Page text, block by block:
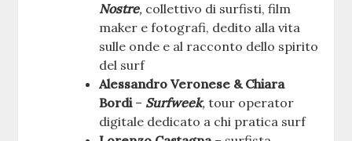
Nostre, collettivo di surfisti, film
maker e fotografi, dedito alla vita
sulle onde e al racconto dello spirito
del surf
Alessandro Veronese & Chiara
Bordi– Surfweek,tour operator
digitale dedicato a chi pratica surf